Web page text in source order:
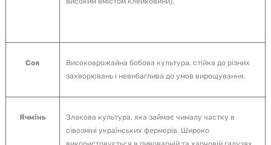
Соя
Високоврожайна бобова культура, стійка до різних
захворювань і невибаглива до умов вирощування.
Ячмінь
Злакова культура, яка займає чималу частку в
сівозміні українських фермерів. Широко